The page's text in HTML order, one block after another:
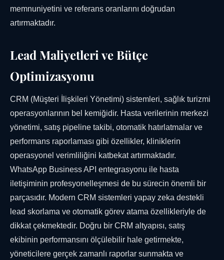
memnuniyetini ve referans oranlarını doğrudan
artırmaktadır.
Lead Maliyetleri ve Bütçe
Optimizasyonu
CRM (Müşteri İlişkileri Yönetimi) sistemleri, sağlık turizmi
operasyonlarının bel kemiğidir. Hasta verilerinin merkezi
yönetimi, satış pipeline takibi, otomatik hatırlatmalar ve
performans raporlaması gibi özellikler, kliniklerin
operasyonel verimliliğini katbekat artırmaktadır.
WhatsApp Business API entegrasyonu ile hasta
iletişiminin profesyonelleşmesi de bu sürecin önemli bir
parçasıdır. Modern CRM sistemleri yapay zeka destekli
lead skorlama ve otomatik görev atama özellikleriyle de
dikkat çekmektedir. Doğru bir CRM altyapısı, satış
ekibinin performansını ölçülebilir hale getirmekte,
yöneticilere gerçek zamanlı raporlar sunmakta ve